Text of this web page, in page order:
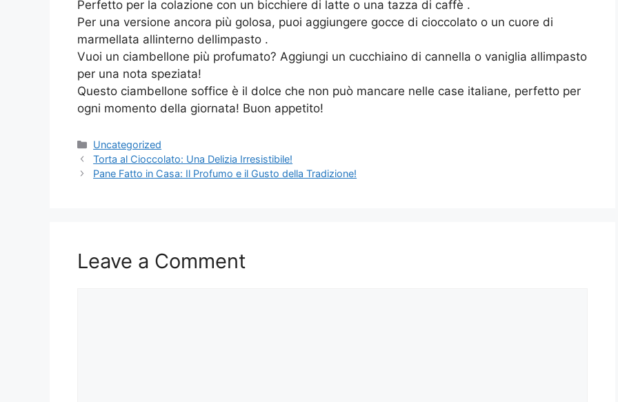
Perfetto per la colazione con un bicchiere di latte o una tazza di caffè .
Per una versione ancora più golosa, puoi aggiungere gocce di cioccolato o un cuore di
marmellata allinterno dellimpasto .
Vuoi un ciambellone più profumato? Aggiungi un cucchiaino di cannella o vaniglia allimpasto
per una nota speziata!
Questo ciambellone soffice è il dolce che non può mancare nelle case italiane, perfetto per
ogni momento della giornata! Buon appetito!
Categories
Uncategorized
Torta al Cioccolato: Una Delizia Irresistibile!
Pane Fatto in Casa: Il Profumo e il Gusto della Tradizione!
Leave a Comment